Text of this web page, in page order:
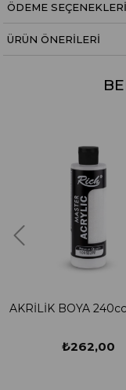
ÖDEME SEÇENEKLERI
ÜRÜN ÖNERILERI
AKRİLİK BOYA
₺262,00